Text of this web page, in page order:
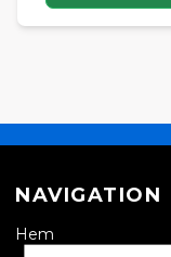
NAVIGATION
Hem